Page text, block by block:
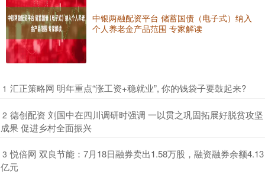
中银两融配资平台 储蓄国债（电子式）纳入
个人养老金产品范围 专家解读
1 ​汇正策略网 明年重点“涨工资+稳就业”, 你的钱袋子要鼓起来?
2 ​德创配资 刘国中在四川调研时强调 一以贯之巩固拓展好脱贫攻坚
成果 促进乡村全面振兴
3 ​悦倍网 双良节能：7月18日融券卖出1.58万股，融资融券余额4.13
亿元